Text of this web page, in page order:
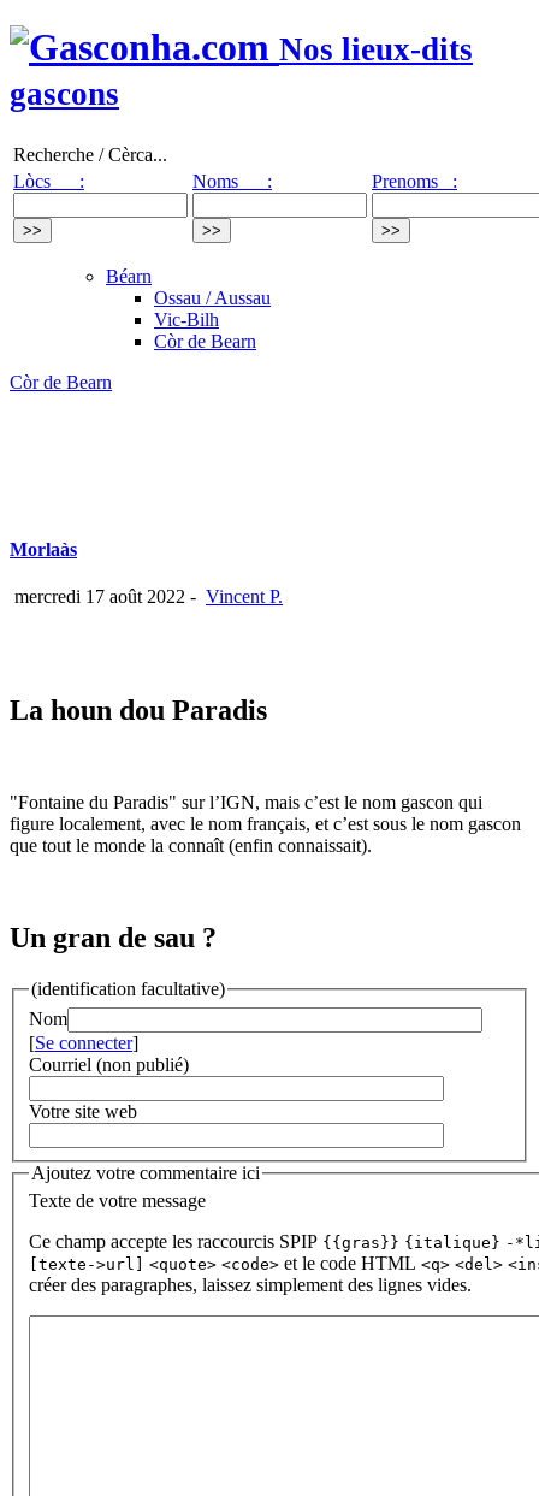
Nos lieux-dits
gascons
Recherche / Cèrca...
Lòcs :
Noms : Prenoms :
Béarn
Ossau / Aussau
Vic-Bilh
Còr de Bearn
Còr de Bearn
Morlaàs
mercredi 17 août 2022 - Vincent P.
La houn dou Paradis
"Fontaine du Paradis" sur l’IGN, mais c’est le nom gascon qui
figure localement, avec le nom français, et c’est sous le nom gascon
que tout le monde la connaît (enfin connaissait).
Un gran de sau ?
(identification facultative)
Nom
[Se connecter]
Courriel (non publié)
Votre site web
Ajoutez votre commentaire ici
Texte de votre message
Ce champ accepte les raccourcis SPIP {{gras}} {italique} -
[texte->url]
<quote> <code> et le code HTML <q> <del>
créer des paragraphes, laissez simplement des lignes vides.